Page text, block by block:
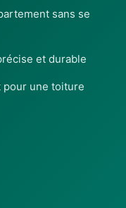
sans se
et durable
pour une toiture